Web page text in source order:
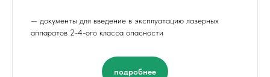
— документы для введение в эксплуатацию лазерных
аппаратов 2-4-ого класса опасности
подробнее